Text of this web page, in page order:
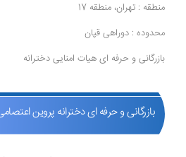
منطقه : تهران، منطقه 17
محدوده : دوراهی قپان
بازرگانی و حرفه ای هیات امنایی دخترانه
بازرگانی و حرفه ای دخترانه پروین